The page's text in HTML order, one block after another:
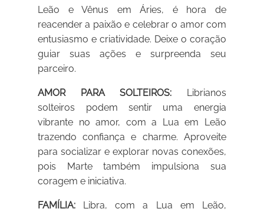
Leão e Vênus em Áries, é hora de
reacender a paixão e celebrar o amor com
entusiasmo e criatividade. Deixe o coração
guiar suas ações e surpreenda seu
parceiro.
AMOR PARA SOLTEIROS: Librianos
solteiros podem sentir uma energia
vibrante no amor, com a Lua em Leão
trazendo confiança e charme. Aproveite
para socializar e explorar novas conexões,
pois Marte também impulsiona sua
coragem e iniciativa.
FAMÍLIA: Libra, com a Lua em Leão,